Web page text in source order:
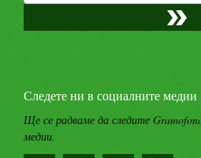
Следете ни в социалните медии
Ще се радваме да следите
медии.